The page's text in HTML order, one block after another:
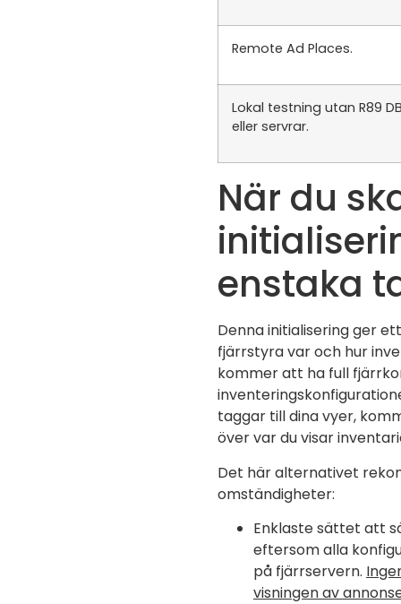
Remote Ad Places.
Lokal testning utan R89
eller servrar.
När du
enstaka
Denna initialisering ger
fjärrstyra var och hur
kommer att ha full
taggar till dina vyer,
över var du visar
Det här alternativet
omständigheter:
Enklaste sättet att
eftersom alla
på fjärrservern.
visningen av